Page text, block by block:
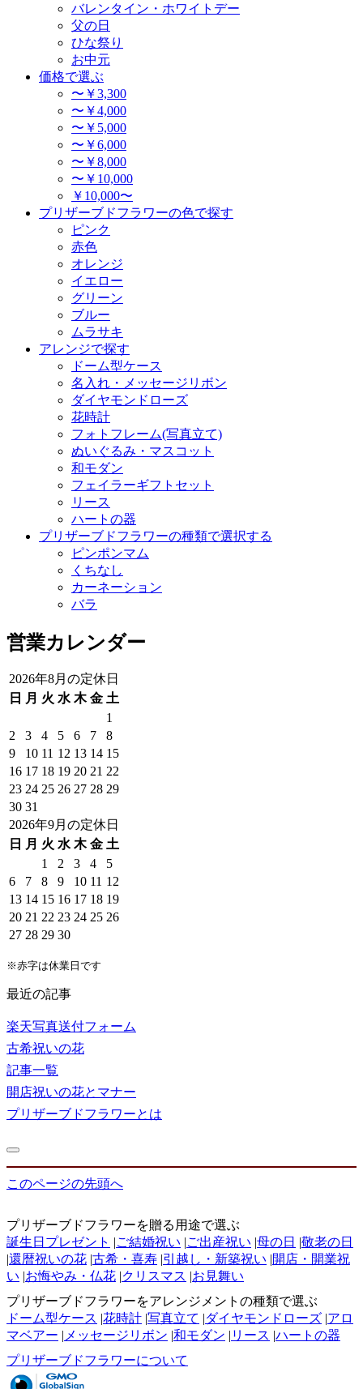
バレンタイン・ホワイトデー
父の日
ひな祭り
お中元
価格で選ぶ
〜￥3,300
〜￥4,000
〜￥5,000
〜￥6,000
〜￥8,000
〜￥10,000
￥10,000〜
プリザーブドフラワーの色で探す
ピンク
赤色
オレンジ
イエロー
グリーン
ブルー
ムラサキ
アレンジで探す
ドーム型ケース
名入れ・メッセージリボン
ダイヤモンドローズ
花時計
フォトフレーム(写真立て)
ぬいぐるみ・マスコット
和モダン
フェイラーギフトセット
リース
ハートの器
プリザーブドフラワーの種類で選択する
ピンポンマム
くちなし
カーネーション
バラ
営業カレンダー
2026年8月の定休日
日 月 火 水 木 金 土
1
2
3 4 5 6 7
8
9
10 11 12 13 14 15
16 17 18 19 20 21 22
23 24 25 26 27 28 29
30 31
2026年9月の定休日
日 月 火 水 木 金 土
1
2 3 4
5
6
7 8 9 10 11 12
13 14 15 16 17 18 19
20 21 22 23 24 25 26
27 28 29 30
※赤字は休業日です
最近の記事
楽天写真送付フォーム
古希祝いの花
記事一覧
開店祝いの花とマナー
プリザーブドフラワーとは
このページの先頭へ
プリザーブドフラワーを贈る用途で選ぶ
誕生日プレゼント |ご結婚祝い |ご出産祝い |母の日 |敬老の日
|還暦祝いの花 |古希・喜寿 |引越し・新築祝い |開店・開業祝
い |お悔やみ・仏花 |クリスマス |お見舞い
プリザーブドフラワーをアレンジメントの種類で選ぶ
ドーム型ケース |花時計 |写真立て |ダイヤモンドローズ |アロ
マベアー |メッセージリボン |和モダン | リース |ハートの器
プリザーブドフラワーについて